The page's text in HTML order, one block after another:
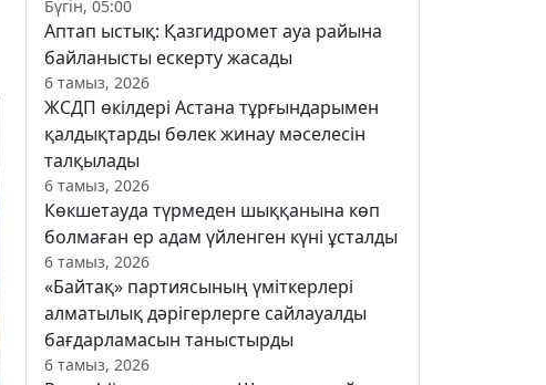
Бүгін, 05:00
Аптап ыстық: Қазгидромет ауа райына
байланысты ескерту жасады
6 тамыз, 2026
ЖСДП өкілдері Астана тұрғындарымен
қалдықтарды бөлек жинау мәселесін
талқылады
6 тамыз, 2026
Көкшетауда түрмеден шыққанына көп
болмаған ер адам үйленген күні ұсталды
6 тамыз, 2026
«Байтақ» партиясының үміткерлері
алматылық дәрігерлерге сайлауалды
бағдарламасын таныстырды
6 тамыз, 2026